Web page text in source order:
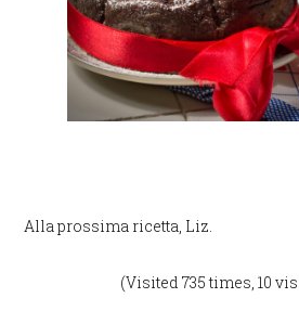
Alla prossima ricetta, Liz.
(Visited 735 times, 10